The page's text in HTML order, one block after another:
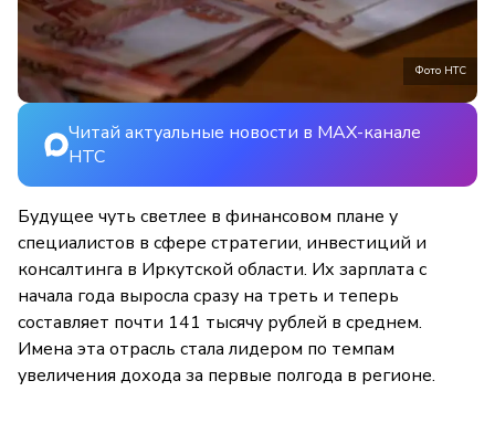
Фото НТС
Читай актуальные новости в MAX-канале
НТС
Будущее чуть светлее в финансовом плане у
специалистов в сфере стратегии, инвестиций и
консалтинга в Иркутской области. Их зарплата с
начала года выросла сразу на треть и теперь
составляет почти 141 тысячу рублей в среднем.
Имена эта отрасль стала лидером по темпам
увеличения дохода за первые полгода в регионе.